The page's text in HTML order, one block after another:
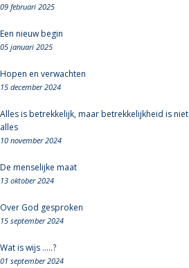
09 februari 2025
Een nieuw begin
05 januari 2025
Hopen en verwachten
15 december 2024
Alles is betrekkelijk, maar betrekkelijkheid is niet
alles
10 november 2024
De menselijke maat
13 oktober 2024
Over God gesproken
15 september 2024
Wat is wijs .....?
01 september 2024